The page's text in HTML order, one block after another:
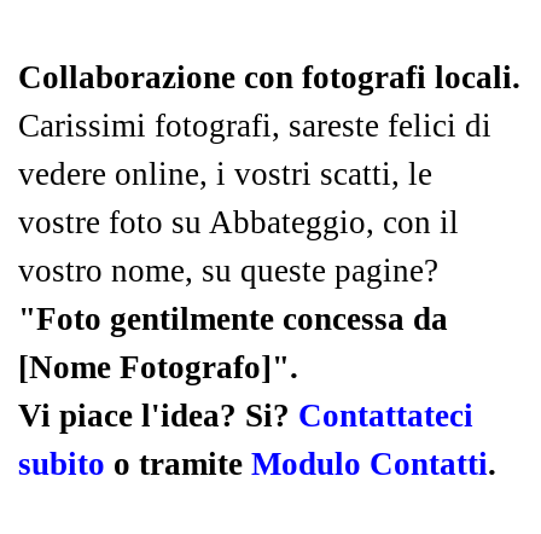
Collaborazione con fotografi locali.
Carissimi fotografi, sareste felici di
vedere online, i vostri scatti, le
vostre foto su Abbateggio, con il
vostro nome, su queste pagine?
"Foto gentilmente concessa da
[Nome Fotografo]".
Vi piace l'idea? Si? Contattateci
subito o tramite Modulo Contatti.